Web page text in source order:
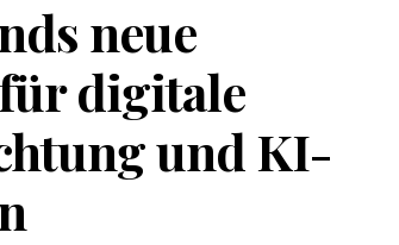
neue
digitale
und KI-